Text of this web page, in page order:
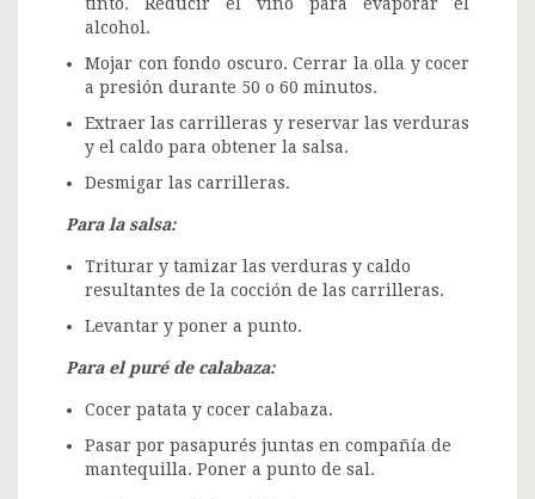
alcohol.
Mojar con fondo oscuro. Cerrar la olla y cocer
a presión durante 50 o 60 minutos.
Extraer las carrilleras y reservar las verduras
y el caldo para obtener la salsa.
Desmigar las carrilleras.
Para la salsa:
Triturar y tamizar las verduras y caldo
resultantes de la cocción de las carrilleras.
Levantar y poner a punto.
Para el puré de calabaza:
Cocer patata y cocer calabaza.
Pasar por pasapurés juntas en compañía de
mantequilla. Poner a punto de sal.